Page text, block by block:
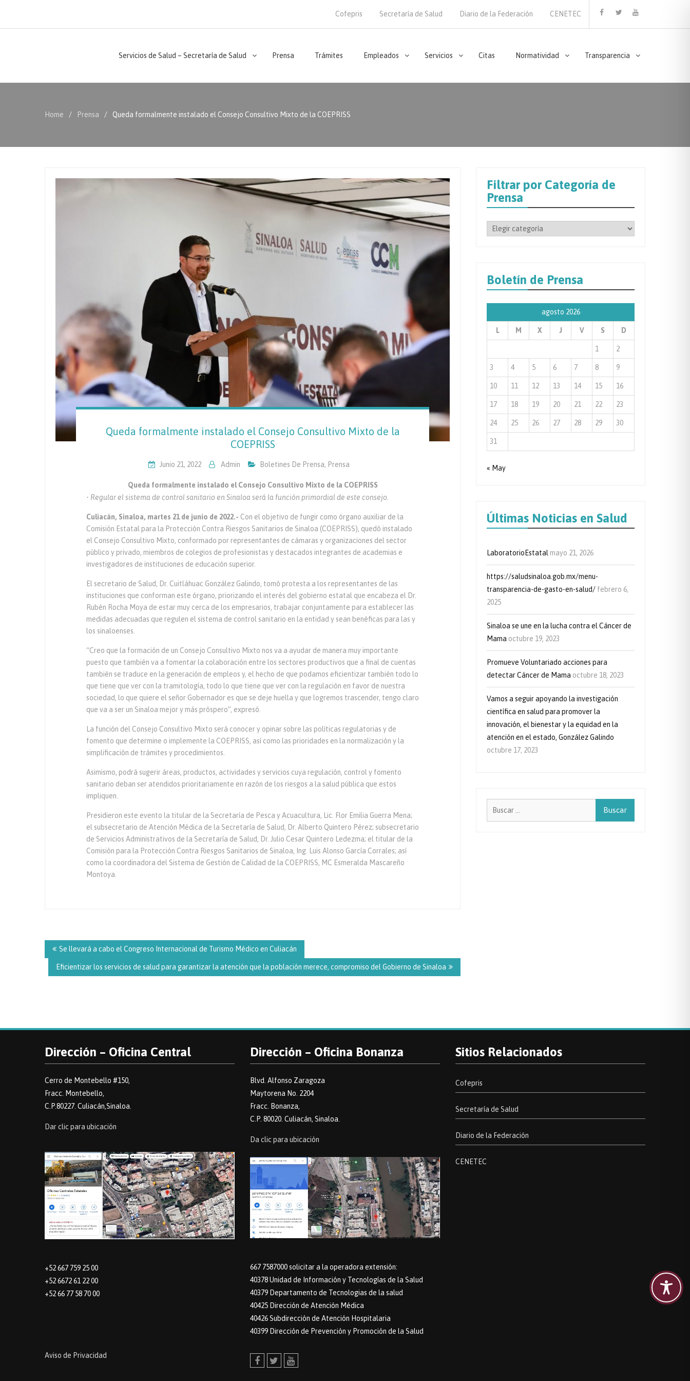
Cofepris Secretaría de Salud Diario de la Federación
CENETEC
Servicios de Salud – Secretaría de Salud Prensa Trámites Empleados Servicios Citas Normatividad Transparencia
Home Prensa Queda formalmente instalado el Consejo Consultivo Mixto de la COEPRISS
Queda formalmente instalado el Consejo Consultivo Mixto de la
COEPRISS
Junio 21, 2022 Admin Boletines De Prensa, Prensa
Queda formalmente instalado el Consejo Consultivo Mixto de la COEPRISS
• Regular el sistema de control sanitario en Sinaloa será la función primordial de este consejo.
Culiacán, Sinaloa, martes 21 de junio de 2022.- Con el objetivo de fungir como órgano auxiliar de la
Comisión Estatal para la Protección Contra Riesgos Sanitarios de Sinaloa (COEPRISS), quedó instalado
el Consejo Consultivo Mixto, conformado por representantes de cámaras y organizaciones del sector
público y privado, miembros de colegios de profesionistas y destacados integrantes de academias e
investigadores de instituciones de educación superior.
El secretario de Salud, Dr. Cuitláhuac González Galindo, tomó protesta a los representantes de las
instituciones que conforman este órgano, priorizando el interés del gobierno estatal que encabeza el Dr.
Rubén Rocha Moya de estar muy cerca de los empresarios, trabajar conjuntamente para establecer las
medidas adecuadas que regulen el sistema de control sanitario en la entidad y sean benéficas para las y
los sinaloenses.
“Creo que la formación de un Consejo Consultivo Mixto nos va a ayudar de manera muy importante
puesto que también va a fomentar la colaboración entre los sectores productivos que a final de cuentas
también se traduce en la generación de empleos y, el hecho de que podamos eficientizar también todo lo
que tiene que ver con la tramitología, todo lo que tiene que ver con la regulación en favor de nuestra
sociedad, lo que quiere el señor Gobernador es que se deje huella y que logremos trascender, tengo claro
que va a ser un Sinaloa mejor y más próspero”, expresó.
La función del Consejo Consultivo Mixto será conocer y opinar sobre las políticas regulatorias y de
fomento que determine o implemente la COEPRISS, así como las prioridades en la normalización y la
simplificación de trámites y procedimientos.
Asimismo, podrá sugerir áreas, productos, actividades y servicios cuya regulación, control y fomento
sanitario deban ser atendidos prioritariamente en razón de los riesgos a la salud pública que estos
impliquen.
Presidieron este evento la titular de la Secretaría de Pesca y Acuacultura, Lic. Flor Emilia Guerra Mena;
el subsecretario de Atención Médica de la Secretaría de Salud, Dr. Alberto Quintero Pérez; subsecretario
de Servicios Administrativos de la Secretaría de Salud, Dr. Julio Cesar Quintero Ledezma; el titular de la
Comisión para la Protección Contra Riesgos Sanitarios de Sinaloa, Ing. Luis Alonso García Corrales; así
como la coordinadora del Sistema de Gestión de Calidad de la COEPRISS, MC Esmeralda Mascareño
Montoya.
de
entradas
Se llevará a cabo el Congreso Internacional de Turismo Médico en Culiacán
Eficientizar los servicios de salud para garantizar la atención que la población merece, compromiso del Gobierno de Sinaloa
Filtrar por Categoría de
Prensa
Filtrar
Prensa
Boletín de Prensa
agosto 2026
L M X J V S D
1 2
3 4 5 6 7 8 9
10 11 12 13 14 15 16
17 18 19 20 21 22 23
24 25 26 27 28 29 30
31
« May
Últimas Noticias en Salud
LaboratorioEstatal mayo 21, 2026
https://saludsinaloa.gob.mx/menu-
transparencia-de-gasto-en-salud/ febrero 6,
2025
Sinaloa se une en la lucha contra el Cáncer de
Mama octubre 19, 2023
Promueve Voluntariado acciones para
detectar Cáncer de Mama octubre 18, 2023
Vamos a seguir apoyando la investigación
científica en salud para promover la
innovación, el bienestar y la equidad en la
atención en el estado, González Galindo
octubre 17, 2023
Dirección – Oficina Central
Cerro de Montebello #150,
Fracc. Montebello,
C.P.80227. Culiacán,Sinaloa.
Dar clic para ubicación
+52 667 759 25 00
+52 6672 61 22 00
+52 66 77 58 70 00
Aviso de Privacidad
Dirección – Oficina Bonanza
Blvd. Alfonso Zaragoza
Maytorena No. 2204
Fracc. Bonanza,
C.P. 80020. Culiacán, Sinaloa.
Da clic para ubicación
667 7587000 solicitar a la operadora extensión:
40378 Unidad de Información y Tecnologías de la Salud
40379 Departamento de Tecnologias de la salud
40425 Dirección de Atención Médica
40426 Subdirección de Atención Hospitalaria
40399 Dirección de Prevención y Promoción de la Salud
Sitios Relacionados
Cofepris
Secretaría de Salud
Diario de la Federación
CENETEC